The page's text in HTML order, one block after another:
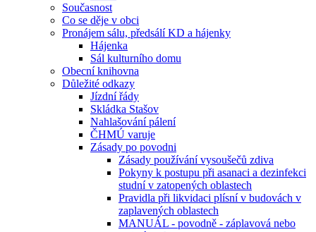
Současnost
Co se děje v obci
Pronájem sálu, předsálí KD a hájenky
Hájenka
Sál kulturního domu
Obecní knihovna
Důležité odkazy
Jízdní řády
Skládka Stašov
Nahlašování pálení
ČHMÚ varuje
Zásady po povodni
Zásady používání vysoušečů zdiva
Pokyny k postupu při asanaci a dezinfekci
studní v zatopených oblastech
Pravidla při likvidaci plísní v budovách v
zaplavených oblastech
MANUÁL - povodně - záplavová nebo